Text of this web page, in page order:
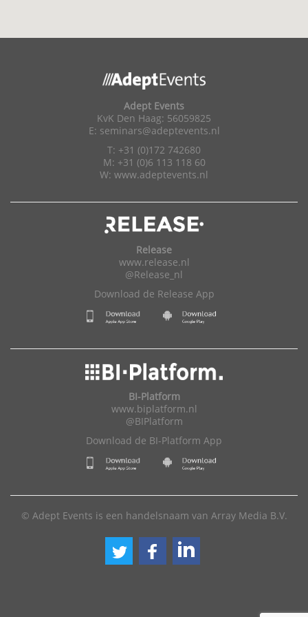
Adept Events
KvK Den Haag: 56059825
E: seminars@adeptevents.nl
T: +31 (0)172 742680
M: +31 (0)6 113 118 60
W: www.adeptevents.nl
Release
www.release.nl
@Release_nl
Download de Release App
BI-Platform
www.biplatform.nl
@BIPlatform
Download de BI-Platform App
© Adept Events is een handelsnaam van Array Media B.V.